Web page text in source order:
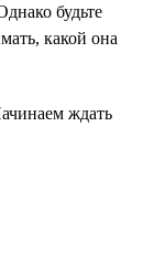
будьте
какой она
ждать